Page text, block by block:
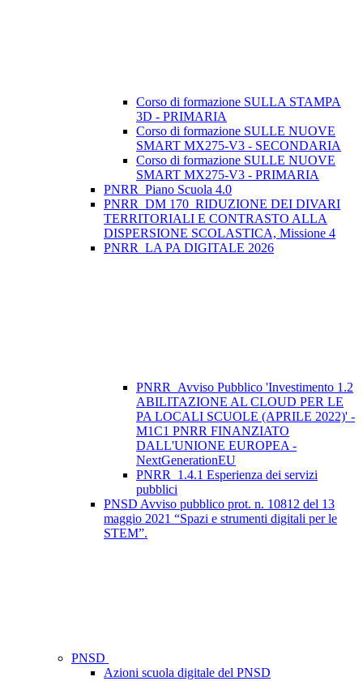
Corso di formazione SULLA STAMPA
3D - PRIMARIA
Corso di formazione SULLE NUOVE
SMART MX275-V3 - SECONDARIA
Corso di formazione SULLE NUOVE
SMART MX275-V3 - PRIMARIA
PNRR_Piano Scuola 4.0
PNRR_DM 170_RIDUZIONE DEI DIVARI
TERRITORIALI E CONTRASTO ALLA
DISPERSIONE SCOLASTICA, Missione 4
PNRR_LA PA DIGITALE 2026
PNRR_Avviso Pubblico 'Investimento 1.2
ABILITAZIONE AL CLOUD PER LE
PA LOCALI SCUOLE (APRILE 2022)' -
M1C1 PNRR FINANZIATO
DALL'UNIONE EUROPEA -
NextGenerationEU
PNRR_1.4.1 Esperienza dei servizi
pubblici
PNSD Avviso pubblico prot. n. 10812 del 13
maggio 2021 “Spazi e strumenti digitali per le
STEM”.
PNSD
Azioni scuola digitale del PNSD